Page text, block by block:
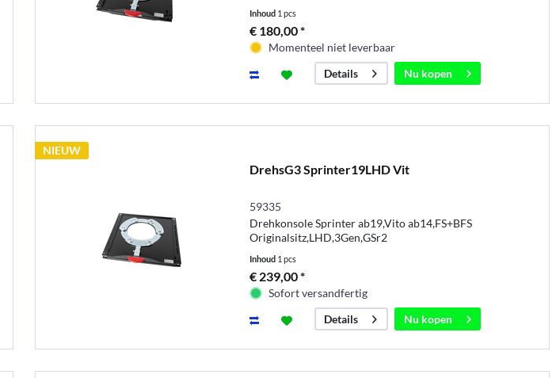
Inhoud 1 pcs
€ 180,00 *
Momenteel niet leverbaar
Details
Nu kopen
NIEUW
DrehsG3 Sprinter19LHD Vit
59335
Drehkonsole Sprinter ab19,Vito ab14,FS+BFS
Originalsitz,LHD,3Gen,GSr2
Inhoud 1 pcs
€ 239,00 *
Sofort versandfertig
Details
Nu kopen